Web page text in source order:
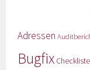
Adressen
Bugfix